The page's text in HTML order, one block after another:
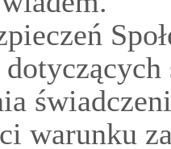
warunku